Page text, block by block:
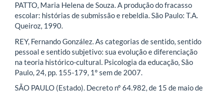
PATTO, Maria Helena de Souza. A produção do fracasso
escolar: histórias de submissão e rebeldia. São Paulo: T.A.
Queiroz, 1990.
REY, Fernando González. As categorias de sentido, sentido
pessoal e sentido subjetivo: sua evolução e diferenciação
na teoria histórico-cultural. Psicologia da educação, São
Paulo, 24, pp. 155-179, 1º sem de 2007.
SÃO PAULO (Estado). Decreto nº 64.982, de 15 de maio de